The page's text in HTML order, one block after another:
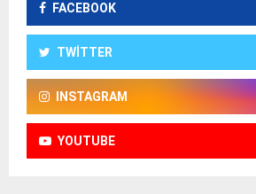
FACEBOOK
TWITTER
INSTAGRAM
YOUTUBE